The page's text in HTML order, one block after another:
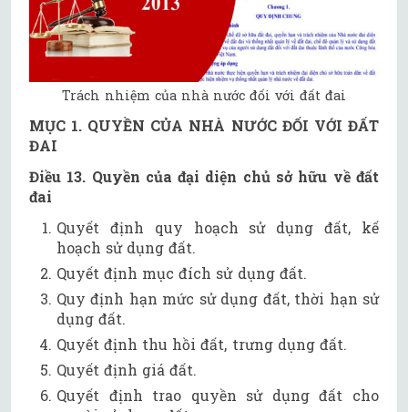
Trách nhiệm của nhà nước đối với đất đai
MỤC 1. QUYỀN CỦA NHÀ NƯỚC ĐỐI VỚI ĐẤT
ĐAI
Điều 13. Quyền của đại diện chủ sở hữu về đất
đai
Quyết định quy hoạch sử dụng đất, kế
hoạch sử dụng đất.
Quyết định mục đích sử dụng đất.
Quy định hạn mức sử dụng đất, thời hạn sử
dụng đất.
Quyết định thu hồi đất, trưng dụng đất.
Quyết định giá đất.
Quyết định trao quyền sử dụng đất cho